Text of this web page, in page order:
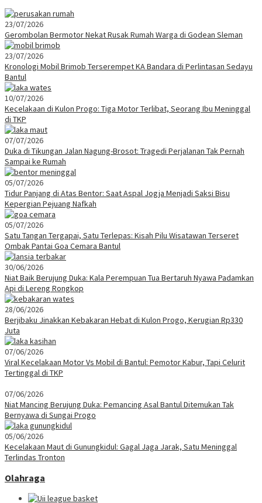
23/07/2026
Gerombolan Bermotor Nekat Rusak Rumah Warga di Godean Sleman
23/07/2026
Kronologi Mobil Brimob Terserempet KA Bandara di Perlintasan Sedayu
Bantul
10/07/2026
Kecelakaan di Kulon Progo: Tiga Motor Terlibat, Seorang Ibu Meninggal
di TKP
07/07/2026
Duka di Tikungan Jalan Nagung-Brosot: Tragedi Perjalanan Tak Pernah
Sampai ke Rumah
05/07/2026
Tidur Panjang di Atas Bentor: Saat Aspal Jogja Menjadi Saksi Bisu
Kepergian Pejuang Nafkah
05/07/2026
Satu Tangan Tergapai, Satu Terlepas: Kisah Pilu Wisatawan Terseret
Ombak Pantai Goa Cemara Bantul
30/06/2026
Niat Baik Berujung Duka: Kala Perempuan Tua Bertaruh Nyawa Padamkan
Api di Lereng Rongkop
28/06/2026
Berjibaku Jinakkan Kebakaran Hebat di Kulon Progo, Kerugian Rp330
Juta
07/06/2026
Viral Kecelakaan Motor Vs Mobil di Bantul: Pemotor Kabur, Tapi Celurit
Tertinggal di TKP
07/06/2026
Niat Mancing Berujung Duka: Pemancing Asal Bantul Ditemukan Tak
Bernyawa di Sungai Progo
05/06/2026
Kecelakaan Maut di Gunungkidul: Gagal Jaga Jarak, Satu Meninggal
Terlindas Tronton
Olahraga